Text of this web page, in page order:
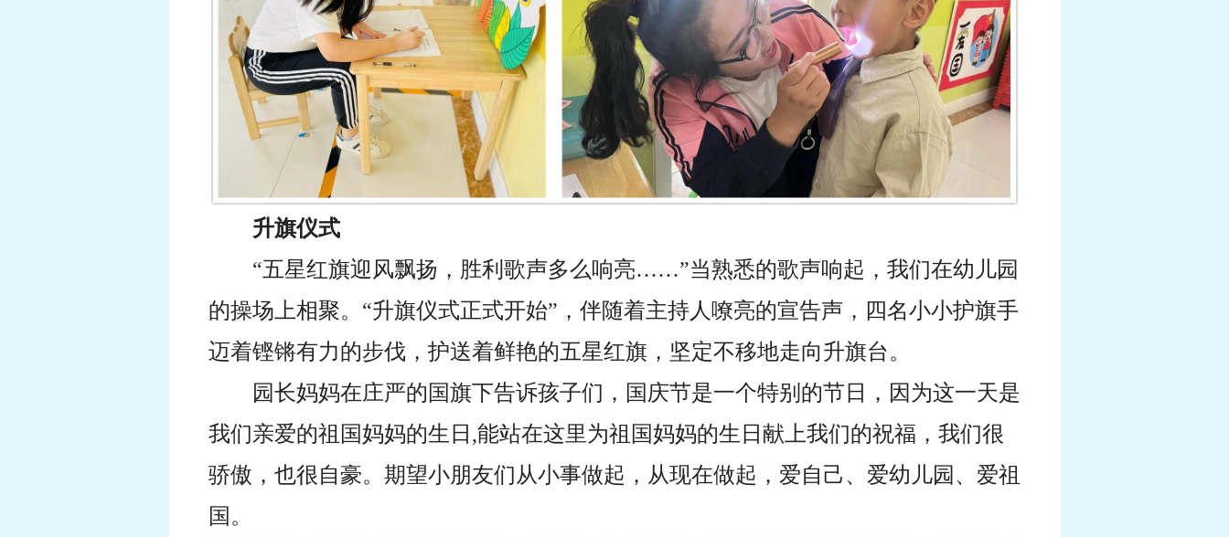
升旗仪式
“五星红旗迎风飘扬，胜利歌声多么响亮……”当熟悉的歌声响起，我们在幼儿园
的操场上相聚。“升旗仪式正式开始”，伴随着主持人嘹亮的宣告声，四名小小护旗手
迈着铿锵有力的步伐，护送着鲜艳的五星红旗，坚定不移地走向升旗台。
园长妈妈在庄严的国旗下告诉孩子们，国庆节是一个特别的节日，因为这一天是
我们亲爱的祖国妈妈的生日,能站在这里为祖国妈妈的生日献上我们的祝福，我们很
骄傲，也很自豪。期望小朋友们从小事做起，从现在做起，爱自己、爱幼儿园、爱祖
国。